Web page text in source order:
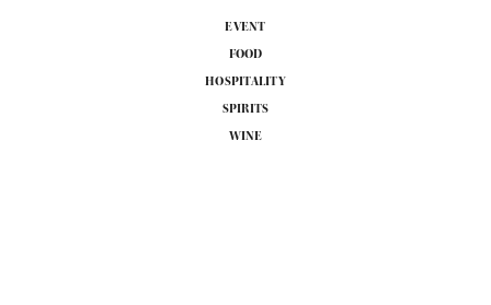
EVENT
FOOD
HOSPITALITY
SPIRITS
WINE